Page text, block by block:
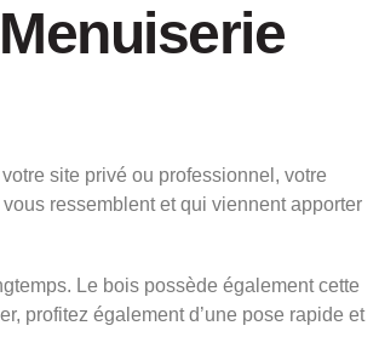
site privé ou professionnel, votre
ressemblent et qui viennent apporter
Le bois possède également cette
profitez également d’une pose rapide et